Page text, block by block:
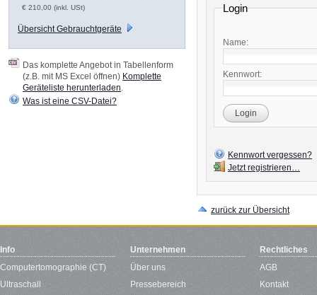
Login
Name:
Kennwort:
Login
Kennwort vergessen?
Jetzt registrieren…
zurück zur Übersicht
€ 210,00 (inkl. USt)
Übersicht Gebrauchtgeräte
Das komplette Angebot in Tabellenform
(z.B. mit MS Excel öffnen) Komplette
Geräteliste herunterladen
Was ist eine CSV-Datei?
Info
Computertomographie (CT)
Ultraschall
Unternehmen
Über uns
Pressebereich
Rechtliches
AGB
Kontakt